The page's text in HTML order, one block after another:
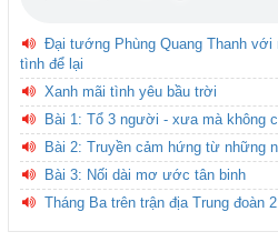
Đại tướng Phùng Quang Thanh với
tình để lại
Xanh mãi tình yêu bầu trời
Bài 1: Tổ 3 người - xưa mà không
Bài 2: Truyền cảm hứng từ những
Bài 3: Nối dài mơ ước tân binh
Tháng Ba trên trận địa Trung đoàn